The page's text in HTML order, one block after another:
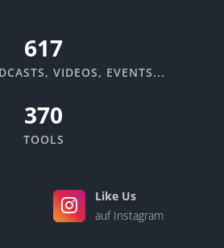
670
VIDEOS, EVENTS...
370
TOOLS
Like Us
auf Instagram